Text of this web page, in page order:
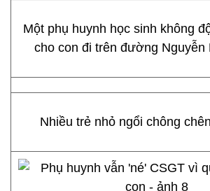
Một phụ huynh học sinh không
cho con đi trên đường Nguyễn
Nhiều trẻ nhỏ ngổi chông